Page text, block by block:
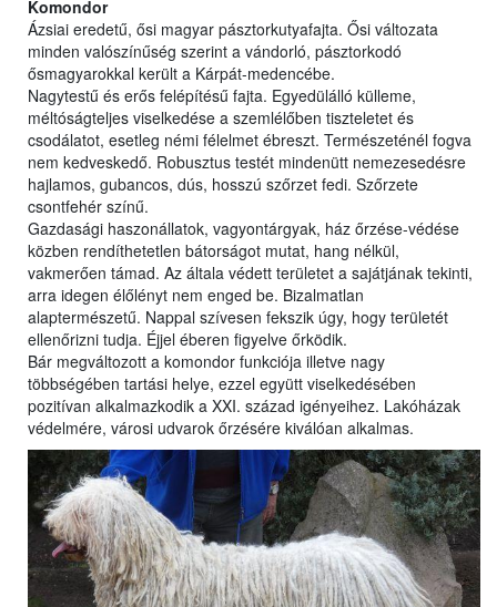
Komondor
Ázsiai eredetű, ősi magyar pásztorkutyafajta. Ősi változata
minden valószínűség szerint a vándorló, pásztorkodó
ősmagyarokkal került a Kárpát-medencébe.
Nagytestű és erős felépítésű fajta. Egyedülálló külleme,
méltóságteljes viselkedése a szemlélőben tiszteletet és
csodálatot, esetleg némi félelmet ébreszt. Természeténél fogva
nem kedveskedő. Robusztus testét mindenütt nemezesedésre
hajlamos, gubancos, dús, hosszú szőrzet fedi. Szőrzete
csontfehér színű.
Gazdasági haszonállatok, vagyontárgyak, ház őrzése-védése
közben rendíthetetlen bátorságot mutat, hang nélkül,
vakmerően támad. Az általa védett területet a sajátjának tekinti,
arra idegen élőlényt nem enged be. Bizalmatlan
alaptermészetű. Nappal szívesen fekszik úgy, hogy területét
ellenőrizni tudja. Éjjel éberen figyelve őrködik.
Bár megváltozott a komondor funkciója illetve nagy
többségében tartási helye, ezzel együtt viselkedésében
pozitívan alkalmazkodik a XXI. század igényeihez. Lakóházak
védelmére, városi udvarok őrzésére kiválóan alkalmas.